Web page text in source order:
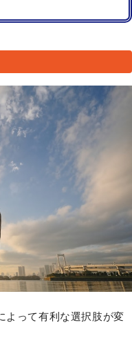
よって有利な選択肢が変